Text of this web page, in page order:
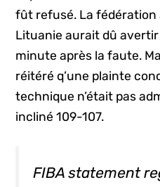
fût refusé. La fédération
Lituanie aurait dû avertir
minute après la faute.
réitéré q’une plainte
technique n’était pas
incliné 109-107.
FIBA statement